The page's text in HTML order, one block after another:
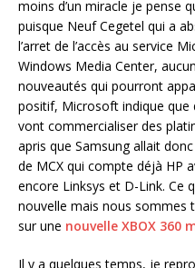
moins d’un miracle je pense
puisque Neuf Cegetel qui a
l’arret de l’accès au service
Windows Media Center,
nouveautés qui pourront
positif, Microsoft indique que
vont commercialiser des
apris que Samsung allait
de MCX qui compte déjà HP
encore Linksys et D-Link. Ce
nouvelle mais nous sommes
sur une nouvelle XBOX 360
Il y a quelques temps, je